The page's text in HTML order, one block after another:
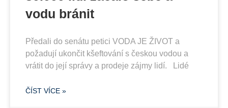
vodu bránit
Předali do senátu petici VODA JE ŽIVOT a
požadují ukončit kšeftování s českou vodou a
vrátit do její správy a prodeje zájmy lidí. Lidé
ČÍST VÍCE »